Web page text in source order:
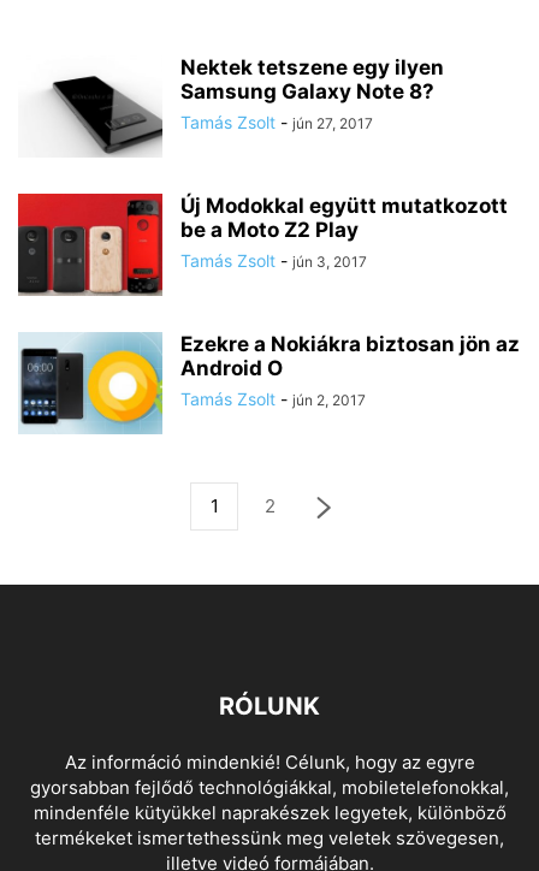
Nektek tetszene egy ilyen
Samsung Galaxy Note 8?
Tamás Zsolt - jún 27, 2017
Új Modokkal együtt mutatkozott
be a Moto Z2 Play
Tamás Zsolt - jún 3, 2017
Ezekre a Nokiákra biztosan jön az
Android O
Tamás Zsolt - jún 2, 2017
1 2
RÓLUNK
Az információ mindenkié! Célunk, hogy az egyre
gyorsabban fejlődő technológiákkal, mobiletelefonokkal,
mindenféle kütyükkel naprakészek legyetek, különböző
termékeket ismertethessünk meg veletek szövegesen,
illetve videó formájában.